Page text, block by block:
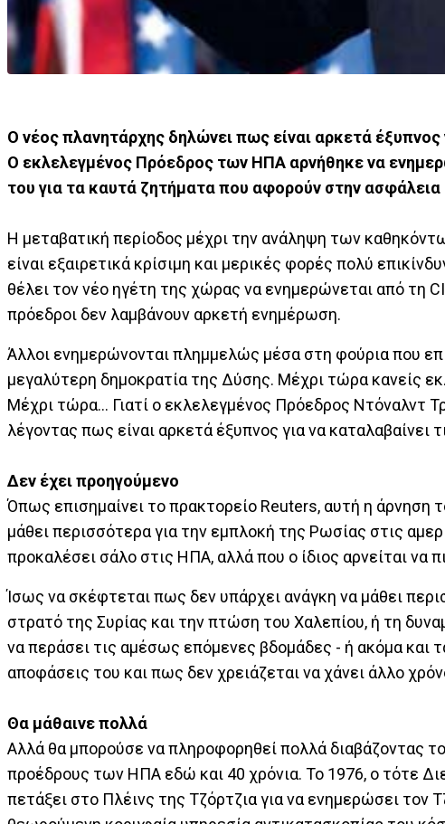
Ο νέος πλανητάρχης δηλώνει πως είναι αρκετά έξυπνος
Ο εκλελεγμένος Πρόεδρος των ΗΠΑ αρνήθηκε να
του για τα καυτά ζητήματα που αφορούν στην ασφάλεια
Η μεταβατική περίοδος μέχρι την ανάληψη των
είναι εξαιρετικά κρίσιμη και μερικές φορές πολύ
θέλει τον νέο ηγέτη της χώρας να ενημερώνεται από τη
πρόεδροι δεν λαμβάνουν αρκετή ενημέρωση.
Άλλοι ενημερώνονται πλημμελώς μέσα στη φούρια που
μεγαλύτερη δημοκρατία της Δύσης. Μέχρι τώρα κανείς
Μέχρι τώρα… Γιατί ο εκλελεγμένος Πρόεδρος Ντόναλντ
λέγοντας πως είναι αρκετά έξυπνος για να καταλαβαίνει
Δεν έχει προηγούμενο
Όπως επισημαίνει το πρακτορείο Reuters, αυτή η άρνηση
μάθει περισσότερα για την εμπλοκή της Ρωσίας στις
προκαλέσει σάλο στις ΗΠΑ, αλλά που ο ίδιος αρνείται να
Ίσως να σκέφτεται πως δεν υπάρχει ανάγκη να μάθει
στρατό της Συρίας και την πτώση του Χαλεπίου, ή τη
να περάσει τις αμέσως επόμενες βδομάδες - ή ακόμα και
αποφάσεις του και πως δεν χρειάζεται να χάνει άλλο
Θα μάθαινε πολλά
Αλλά θα μπορούσε να πληροφορηθεί πολλά διαβάζοντας
προέδρους των ΗΠΑ εδώ και 40 χρόνια. Το 1976, ο τότε
πετάξει στο Πλέινς της Τζόρτζια για να ενημερώσει τον